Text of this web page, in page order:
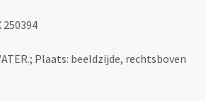
Plaats: beeldzijde, rechtsboven